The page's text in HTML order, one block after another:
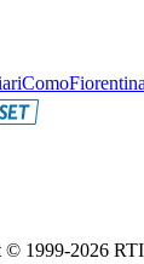
ComoFiorentina
© 1999-2026